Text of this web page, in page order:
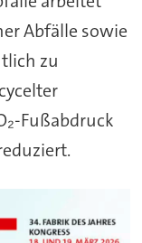
Abfälle sowie
zu
Fußabdruck